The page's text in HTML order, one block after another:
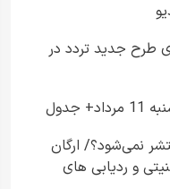
طرح جدید تردد در
نمی‌شود؟/ ارگان
و ردیابی های